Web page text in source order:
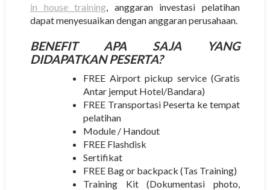
in house training, anggaran investasi pelatihan
dapat menyesuaikan dengan anggaran perusahaan.
BENEFIT APA SAJA YANG
DIDAPATKAN PESERTA?
FREE Airport pickup service (Gratis
Antar jemput Hotel/Bandara)
FREE Transportasi Peserta ke tempat
pelatihan
Module / Handout
FREE Flashdisk
Sertifikat
FREE Bag or backpack (Tas Training)
Training Kit (Dokumentasi photo,